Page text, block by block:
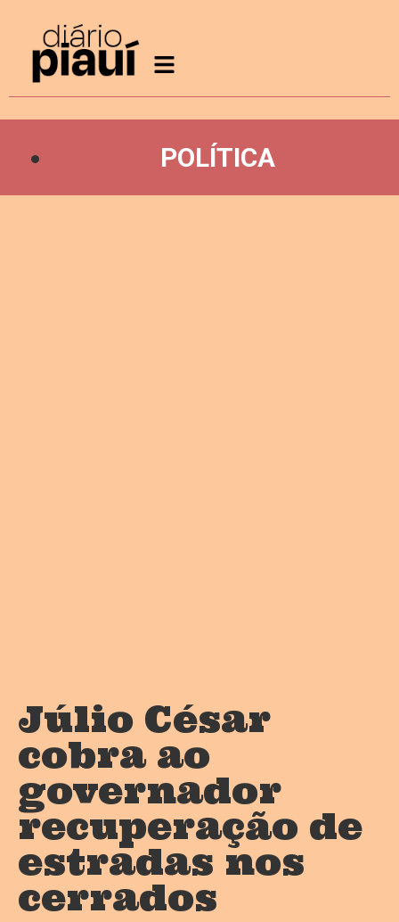
POLÍTICA
Júlio César
cobra ao
governador
recuperação de
estradas nos
cerrados